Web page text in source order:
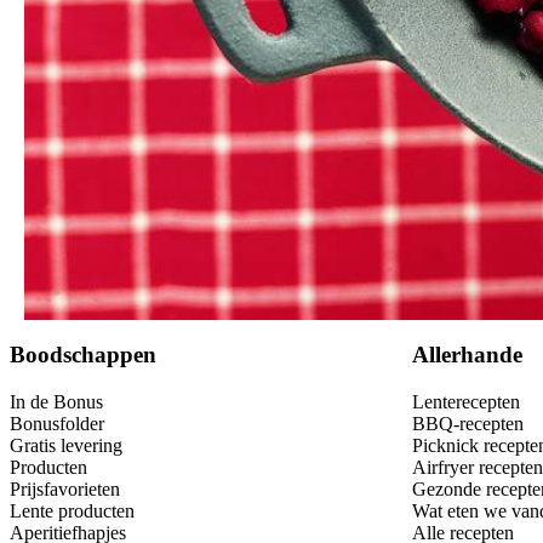
Boodschappen
In de Bonus
Bonusfolder
Gratis levering
Producten
Prijsfavorieten
Lente producten
Aperitiefhapjes
Allerhande
Lenterecepten
BBQ-recepten
Picknick
Airfryer recepten
Gezonde
Wat eten we
Alle recepten